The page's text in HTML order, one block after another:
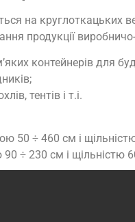
на круглоткацьких
продукції
контейнерів для
тентів і т.і.
50 ÷ 460 см і
÷ 230 см і щільністю